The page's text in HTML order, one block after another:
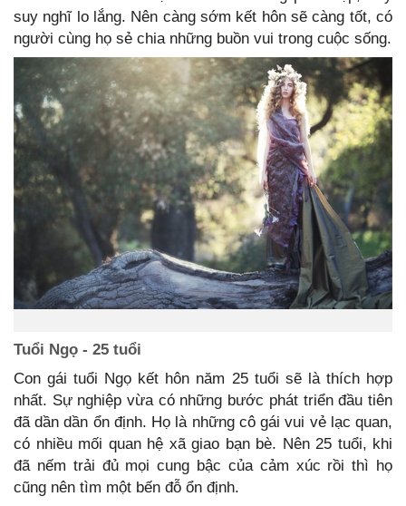
suy nghĩ lo lắng. Nên càng sớm kết hôn sẽ càng tốt, có
người cùng họ sẻ chia những buồn vui trong cuộc sống.
Tuổi Ngọ - 25 tuổi
Con gái tuổi Ngọ kết hôn năm 25 tuổi sẽ là thích hợp
nhất. Sự nghiệp vừa có những bước phát triển đầu tiên
đã dần dần ổn định. Họ là những cô gái vui vẻ lạc quan,
có nhiều mối quan hệ xã giao bạn bè. Nên 25 tuổi, khi
đã nếm trải đủ mọi cung bậc của cảm xúc rồi thì họ
cũng nên tìm một bến đỗ ổn định.